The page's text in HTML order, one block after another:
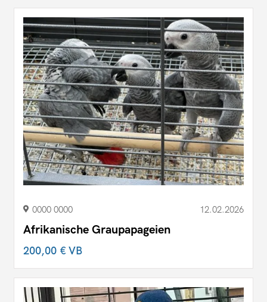
0000 0000 12.02.2026
Afrikanische Graupapageien
200,00 €VB